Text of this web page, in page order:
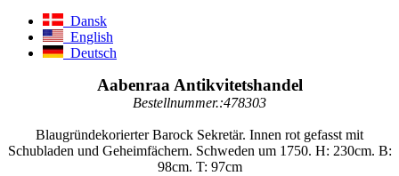
Dansk
English
Deutsch
Aabenraa Antikvitetshandel
Bestellnummer.:478303
Blaugründekorierter Barock Sekretär. Innen rot gefasst mit
Schubladen und Geheimfächern. Schweden um 1750. H: 230cm. B:
98cm. T: 97cm